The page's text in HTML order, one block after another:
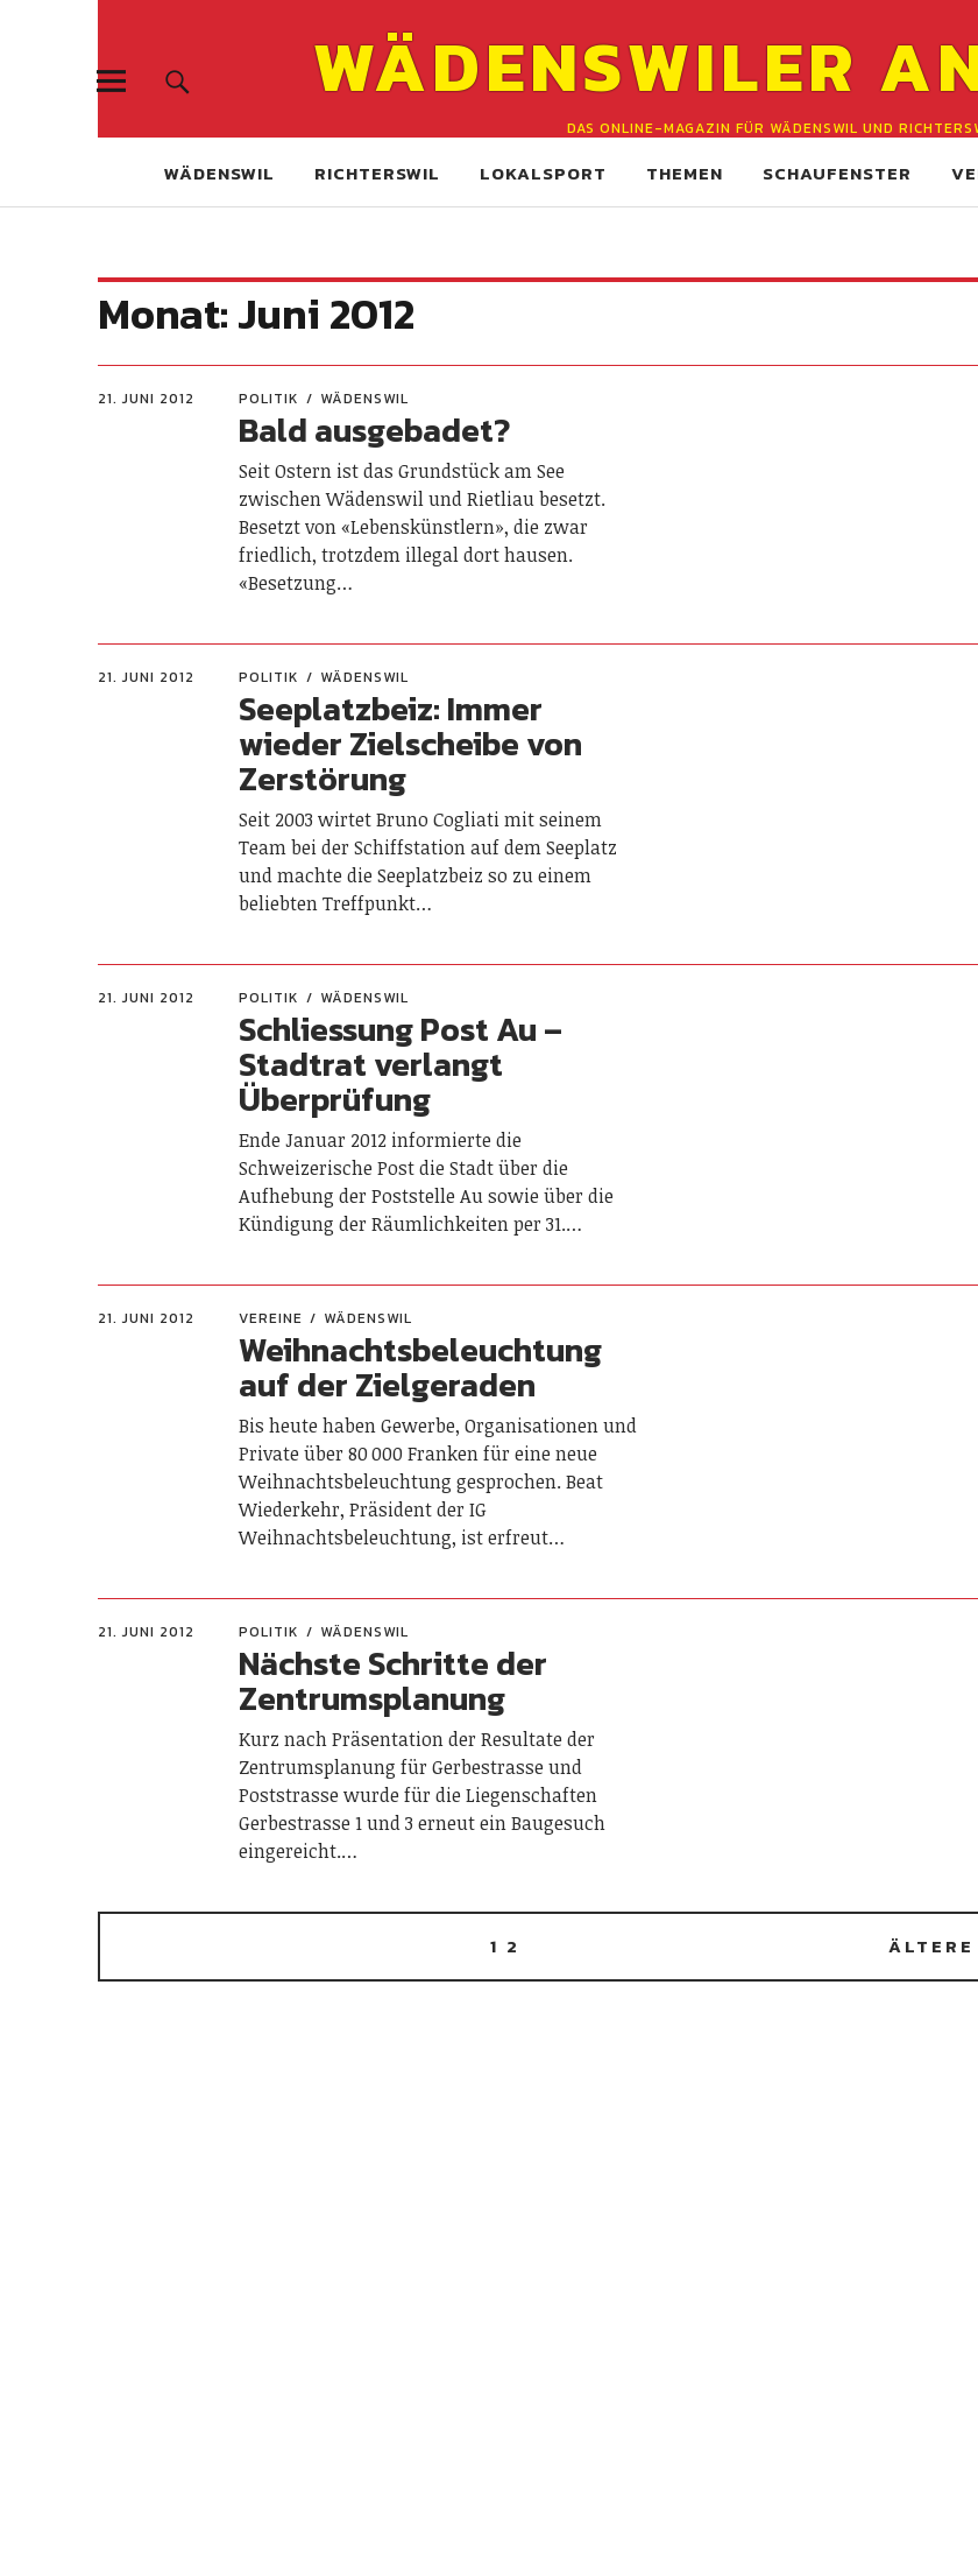
WÄDENSWILER
DAS ONLINE-MAGAZIN FÜR WÄDENSWIL UND
WÄDENSWIL RICHTERSWIL LOKALSPORT THEMEN SCHAUFENSTER
Monat:Juni 2012
21. JUNI 2012 POLITIK WÄDENSWIL
Bald ausgebadet?
Seit Ostern ist das Grundstück am See
zwischen Wädenswil und Rietliau besetzt.
Besetzt von «Lebenskünstlern», die zwar
friedlich, trotzdem illegal dort hausen.
«Besetzung…
21. JUNI 2012 POLITIK WÄDENSWIL
Seeplatzbeiz: Immer
wieder Zielscheibe von
Zerstörung
Seit 2003 wirtet Bruno Cogliati mit seinem
Team bei der Schiffstation auf dem Seeplatz
und machte die Seeplatzbeiz so zu einem
beliebten Treffpunkt…
21. JUNI 2012 POLITIK WÄDENSWIL
Schliessung Post Au –
Stadtrat verlangt
Überprüfung
Ende Januar 2012 informierte die
Schweizerische Post die Stadt über die
Aufhebung der Poststelle Au sowie über die
Kündigung der Räumlichkeiten per 31.…
21. JUNI 2012 VEREINE WÄDENSWIL
Weihnachtsbeleuchtung
auf der Zielgeraden
Bis heute haben Gewerbe, Organisationen und
Private über 80 000 Franken für eine neue
Weihnachtsbeleuchtung gesprochen. Beat
Wiederkehr, Präsident der IG
Weihnachtsbeleuchtung, ist erfreut…
21. JUNI 2012 POLITIK WÄDENSWIL
Nächste Schritte der
Zentrumsplanung
Kurz nach Präsentation der Resultate der
Zentrums­planung für Gerbestrasse und
Poststrasse wurde für die Liegenschaften
Gerbestrasse 1 und 3 erneut ein Baugesuch
eingereicht.…
1 2 ÄLTERE